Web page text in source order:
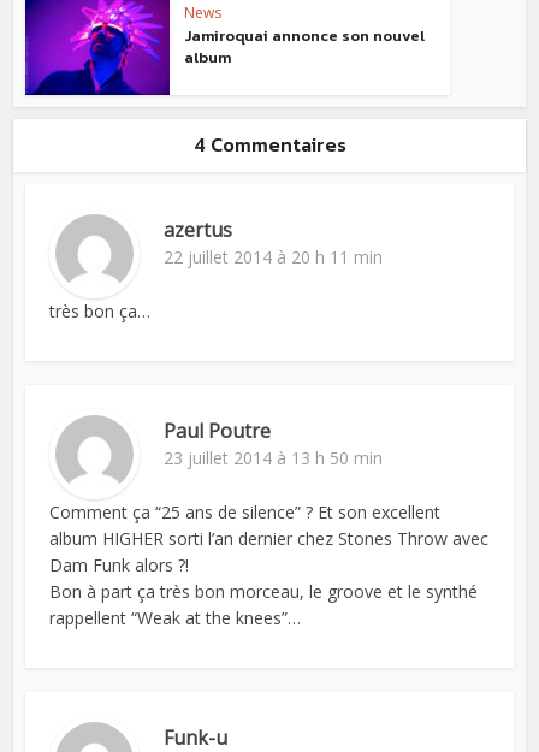
News
Jamiroquai annonce son nouvel
album
4 Commentaires
azertus
22 juillet 2014 à 20 h 11 min
très bon ça…
Paul Poutre
23 juillet 2014 à 13 h 50 min
Comment ça “25 ans de silence” ? Et son excellent
album HIGHER sorti l’an dernier chez Stones Throw avec
Dam Funk alors ?!
Bon à part ça très bon morceau, le groove et le synthé
rappellent “Weak at the knees”…
Funk-u